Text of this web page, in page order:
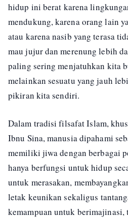
hidup ini berat karena
mendukung, karena orang lain
atau karena nasib yang terasa
mau jujur dan merenung lebih
paling sering menjatuhkan kita
melainkan sesuatu yang jauh
pikiran kita sendiri.
Dalam tradisi filsafat Islam,
Ibnu Sina, manusia dipahami
memiliki jiwa dengan berbagai
hanya berfungsi untuk hidup
untuk merasakan,
letak keunikan sekaligus
kemampuan untuk berimajinasi,